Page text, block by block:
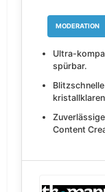
MODERATION
Ultra-
spürbar.
Content